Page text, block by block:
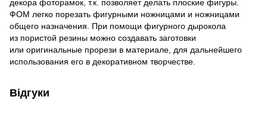
декора фоторамок, т.к. позволяет делать плоские фигуры.
ФОМ легко порезать фигурными ножницами и ножницами
общего назначения. При помощи фигурного дырокола
из пористой резины можно создавать заготовки
или оригинальные прорези в материале, для дальнейшего
использования его в декоративном творчестве.
Відгуки